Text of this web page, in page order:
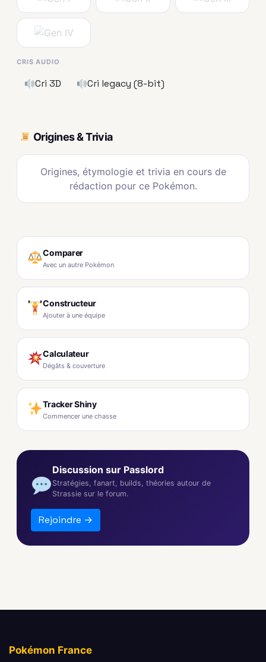
CRIS AUDIO
Cri 3D Cri legacy (8-bit)
Origines & Trivia
Origines, étymologie et trivia en cours de
rédaction pour ce Pokémon.
Comparer
Avec un autre Pokémon
Constructeur
Ajouter à une équipe
Calculateur
Dégâts & couverture
Tracker Shiny
Commencer une chasse
Discussion sur Passlord
Stratégies, fanart, builds, théories autour de
Strassie sur le forum.
Rejoindre →
Pokémon France